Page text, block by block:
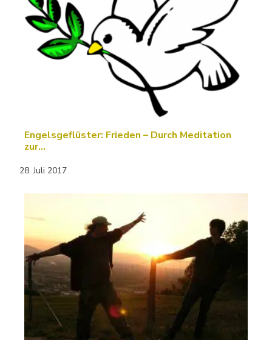
Engelsgeflüster: Frieden – Durch Meditation
zur…
28. Juli 2017